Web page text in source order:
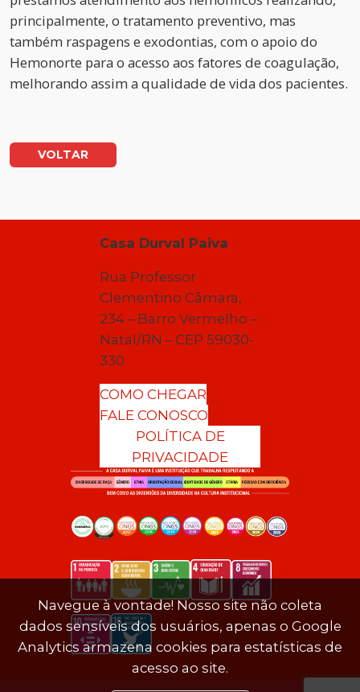
principalmente, o tratamento preventivo, mas
também raspagens e exodontias, com o apoio do
Hemonorte para o acesso aos fatores de coagulação,
melhorando assim a qualidade de vida dos pacientes.
VOLTAR
Casa Durval Paiva
Rua Professor
Clementino Câmara,
234 – Barro Vermelho –
Natal/RN – CEP 59030-
330
COMO CHEGAR
FALE CONOSCO
POLÍTICA DE
PRIVACIDADE
Navegue à vontade! Nosso site não coleta
dados sensíveis dos usuários, apenas o Google
Analytics armazena cookies para estatísticas de
acesso ao site.